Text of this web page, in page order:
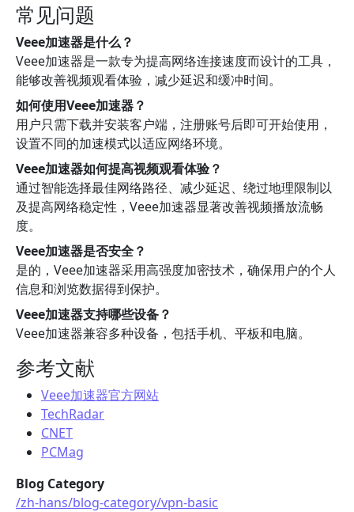
常见问题
Veee加速器是什么？
Veee加速器是一款专为提高网络连接速度而设计的工具，
能够改善视频观看体验，减少延迟和缓冲时间。
如何使用Veee加速器？
用户只需下载并安装客户端，注册账号后即可开始使用，
设置不同的加速模式以适应网络环境。
Veee加速器如何提高视频观看体验？
通过智能选择最佳网络路径、减少延迟、绕过地理限制以
及提高网络稳定性，Veee加速器显著改善视频播放流畅
度。
Veee加速器是否安全？
是的，Veee加速器采用高强度加密技术，确保用户的个人
信息和浏览数据得到保护。
Veee加速器支持哪些设备？
Veee加速器兼容多种设备，包括手机、平板和电脑。
参考文献
Veee加速器官方网站
TechRadar
CNET
PCMag
Blog Category
/zh-hans/blog-category/vpn-basic